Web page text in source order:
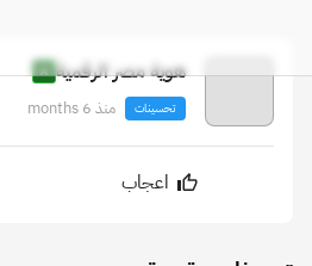
هوية مصر الرقمية
تحسينات منذ 6 months
اعجاب